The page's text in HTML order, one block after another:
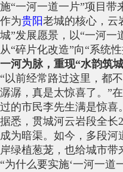
施“一河一道一片”项目带
作为贵阳老城的核心，云
城”发展愿景，以“一河一
从“碎片化改造”向“系统性
一河为脉，重现“水韵筑
“以前经常路过这里，都
潺潺，真是太惊喜了。”
过的市民李先生满是惊喜。
据悉，贯城河云岩段全长
成为暗渠。如今，多段
岸绿植葱茏，也给城市带
“为什么要实施‘一河一道